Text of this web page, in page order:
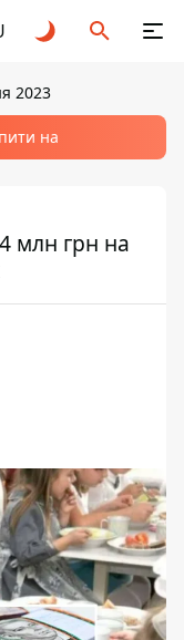
2023
на
млн грн на